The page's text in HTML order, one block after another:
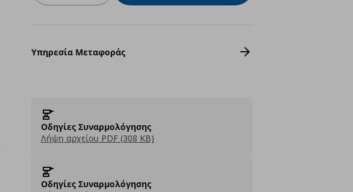
Υπηρεσία Μεταφοράς
Οδηγίες Συναρμολόγησης
Λήψη αρχείου PDF (308 KB)
Οδηγίες Συναρμολόγησης